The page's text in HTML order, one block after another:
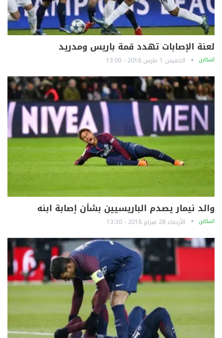
لعنة الإصابات تهدد قمة باريس ومدريد
آشكاين الخميس 1 مارس 2018 - 13:00
والد نيمار يصدم الباريسيين بشأن إصابة ابنه
آشكاين الأربعاء 28 فبراير 2018 - 13:30